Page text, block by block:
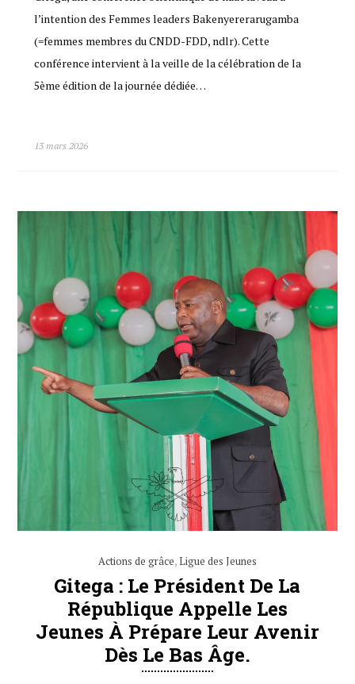
l’intention des Femmes leaders Bakenyererarugamba
(=femmes membres du CNDD-FDD, ndlr). Cette
conférence intervient à la veille de la célébration de la
5ème édition de la journée dédiée…
13 mars 2026
Actions de grâce,Ligue des Jeunes
Gitega : Le Président De La
République Appelle Les
Jeunes À Prépare Leur Avenir
Dès Le Bas Âge.